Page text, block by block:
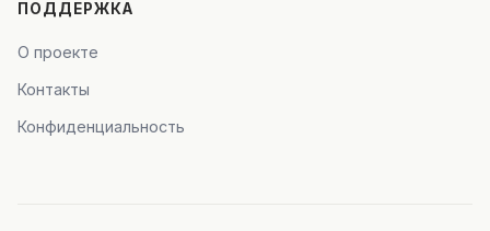
ПОДДЕРЖКА
О проекте
Контакты
Конфиденциальность